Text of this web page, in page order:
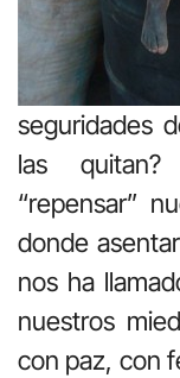
seguridades
las
“repensar”
donde
nos ha
nuestros
con paz, con